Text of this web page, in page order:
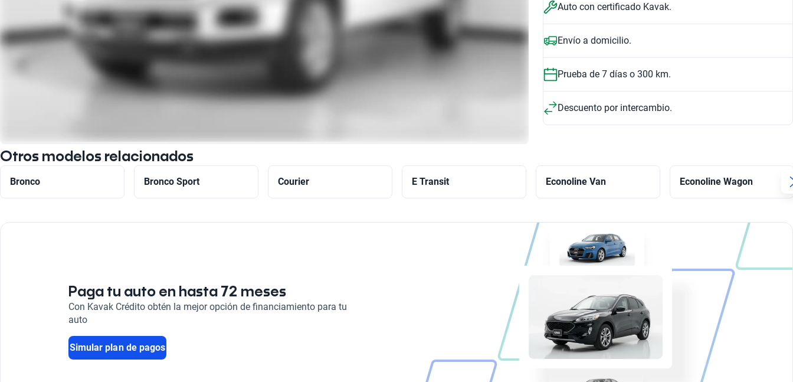
Auto con certificado Kavak.
Envío a domicilio.
Prueba de 7 días o 300 km.
Descuento por intercambio.
Otros modelos relacionados
Bronco Bronco Sport Courier E Transit Econoline Van Econoline Wagon
Paga tu auto en hasta 72 meses
Con Kavak Crédito obtén la mejor opción de financiamiento para tu
auto
Simular plan de pagos